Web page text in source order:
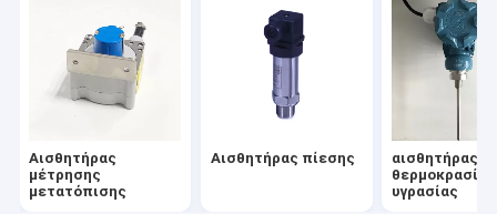
Αισθητήρας
μέτρησης
μετατόπισης
Αισθητήρας πίεσης
αισθητήρας
θερμοκρασίας
υγρασίας